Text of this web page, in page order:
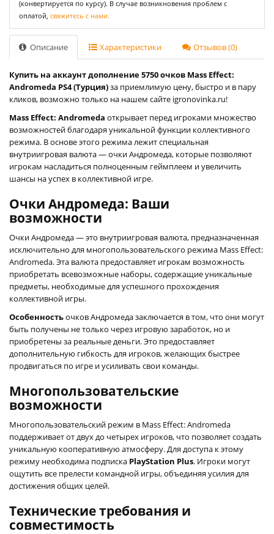
(конвертируется по курсу). В случае возникновения проблем с
оплатой, свяжитесь с нами.
Описание Характеристики Отзывов (0)
Купить на аккаунт дополнение 5750 очков Mass Effect:
Andromeda PS4 (Турция)за приемлимую цену, быстро и в пару
кликов, возможно только на нашем сайте igronovinka.ru!
Mass Effect: Andromeda открывает перед игроками множество
возможностей благодаря уникальной функции коллективного
режима. В основе этого режима лежит специальная
внутриигровая валюта — очки Андромеда, которые позволяют
игрокам насладиться полноценным геймплеем и увеличить
шансы на успех в коллективной игре.
Очки Андромеда: Ваши
возможности
Очки Андромеда — это внутриигровая валюта, предназначенная
исключительно для многопользовательского режима Mass Effect:
Andromeda. Эта валюта предоставляет игрокам возможность
приобретать всевозможные наборы, содержащие уникальные
предметы, необходимые для успешного прохождения
коллективной игры.
Особенностьочков Андромеда заключается в том, что они могут
быть получены не только через игровую заработок, но и
приобретены за реальные деньги. Это предоставляет
дополнительную гибкость для игроков, желающих быстрее
продвигаться по игре и усиливать свои команды.
Многопользовательские
возможности
Многопользовательский режим в Mass Effect: Andromeda
поддерживает от двух до четырех игроков, что позволяет создать
уникальную кооперативную атмосферу. Для доступа к этому
режиму необходима подписка PlayStation Plus. Игроки могут
ощутить все прелести командной игры, объединяя усилия для
достижения общих целей.
Технические требования и
совместимость